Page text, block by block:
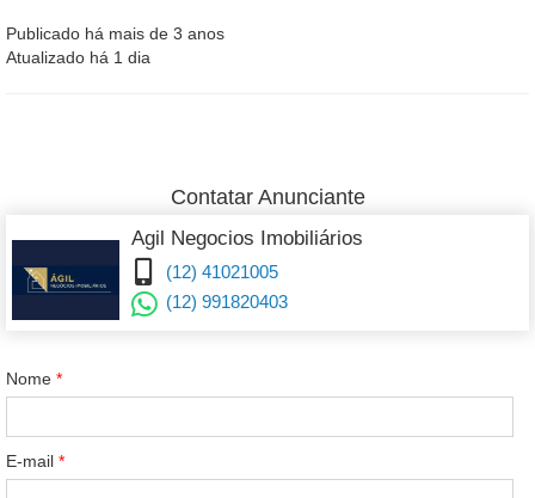
Publicado há mais de 3 anos
Atualizado há 1 dia
Contatar Anunciante
Agil Negocios Imobiliários
(12) 41021005
(12) 991820403
Nome *
E-mail *